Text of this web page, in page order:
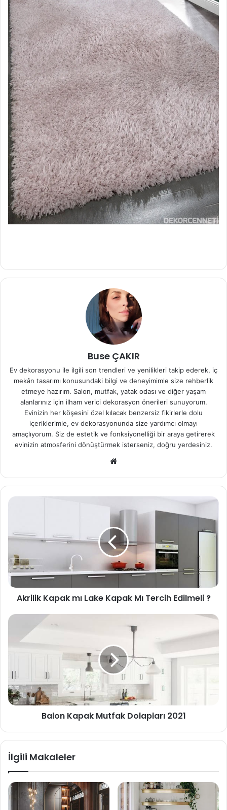
Buse ÇAKIR
Ev dekorasyonu ile ilgili son trendleri ve yenilikleri takip ederek, iç
mekân tasarımı konusundaki bilgi ve deneyimimle size rehberlik
etmeye hazırım. Salon, mutfak, yatak odası ve diğer yaşam
alanlarınız için ilham verici dekorasyon önerileri sunuyorum.
Evinizin her köşesini özel kılacak benzersiz fikirlerle dolu
içeriklerimle, ev dekorasyonunda size yardımcı olmayı
amaçlıyorum. Siz de estetik ve fonksiyonelliği bir araya getirerek
evinizin atmosferini dönüştürmek isterseniz, doğru yerdesiniz.
sit
esi
Akrilik Kapak mı Lake Kapak Mı Tercih Edilmeli ?
Balon Kapak Mutfak Dolapları 2021
İlgili Makaleler